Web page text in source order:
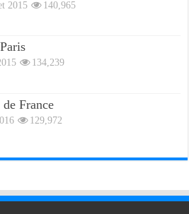
2015 140,965
134,239
France
129,972